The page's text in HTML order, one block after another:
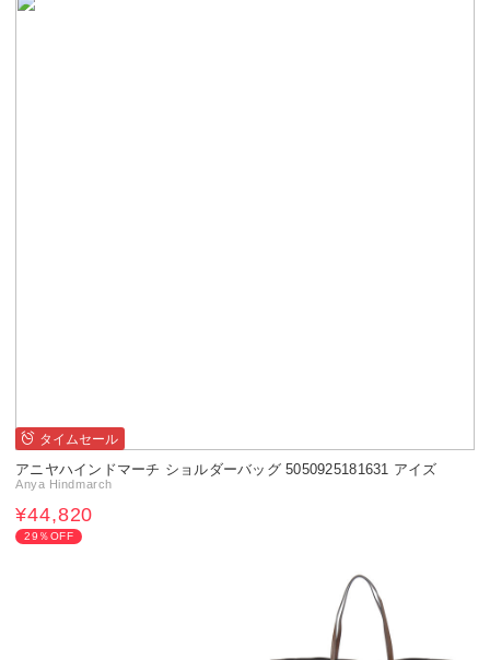
タイムセール
アニヤハインドマーチ ショルダーバッグ 5050925181631 アイズ
Anya Hindmarch
¥44,820
29％OFF